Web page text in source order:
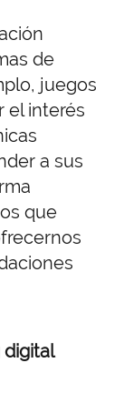
de
juegos
el interés
a sus
que
digital